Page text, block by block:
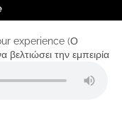
experience (Ο
βελτιώσει την εμπειρία